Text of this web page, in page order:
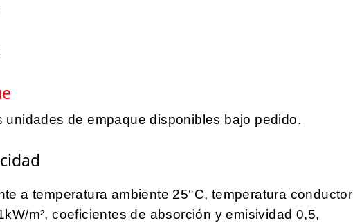
unidades de empaque disponibles bajo pedido.
a temperatura ambiente 25°C, temperatura conductor
m², coeficientes de absorción y emisividad 0,5,